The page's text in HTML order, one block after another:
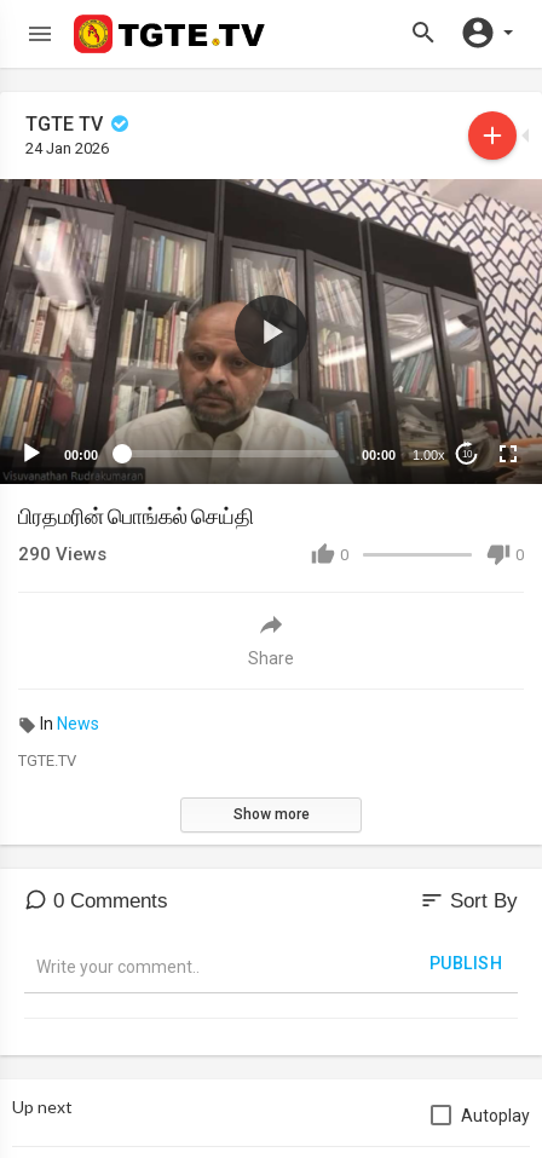
TGTE TV
24 Jan 2026
00:00 00:00 1.00x 10
பிரதமரின் பொங்கல் செய்தி
0 0
290 Views
Share
In News
TGTE.TV
Show more
0 Comments sort Sort By
PUBLISH
Up next Autoplay